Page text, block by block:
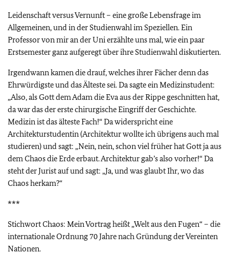
Leidenschaft versus Vernunft – eine große Lebensfrage im
Allgemeinen, und in der Studienwahl im Speziellen. Ein
Professor von mir an der Uni erzählte uns mal, wie ein paar
Erstsemester ganz aufgeregt über ihre Studienwahl diskutierten.
Irgendwann kamen die drauf, welches ihrer Fächer denn das
Ehrwürdigste und das Älteste sei. Da sagte ein Medizinstudent:
„Also, als Gott dem Adam die Eva aus der Rippe geschnitten hat,
da war das der erste chirurgische Eingriff der Geschichte.
Medizin ist das älteste Fach!“ Da widerspricht eine
Architekturstudentin (Architektur wollte ich übrigens auch mal
studieren) und sagt: „Nein, nein, schon viel früher hat Gott ja aus
dem Chaos die Erde erbaut. Architektur gab’s also vorher!“ Da
steht der Jurist auf und sagt: „Ja, und was glaubt Ihr, wo das
Chaos herkam?“
***
Stichwort Chaos: Mein Vortrag heißt „Welt aus den Fugen“ – die
internationale Ordnung 70 Jahre nach Gründung der Vereinten
Nationen.